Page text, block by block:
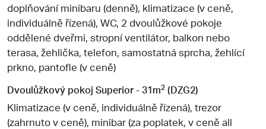
doplňování minibaru (denně), klimatizace (v ceně,
individuálně řízená), WC, 2 dvoulůžkové pokoje
oddělené dveřmi, stropní ventilátor, balkon nebo
terasa, žehlička, telefon, samostatná sprcha, žehlící
prkno, pantofle (v ceně)
Dvoulůžkový pokoj Superior - 31m2 (DZG2)
Klimatizace (v ceně, individuálně řízená), trezor
(zahrnuto v ceně), minibar (za poplatek, v ceně all